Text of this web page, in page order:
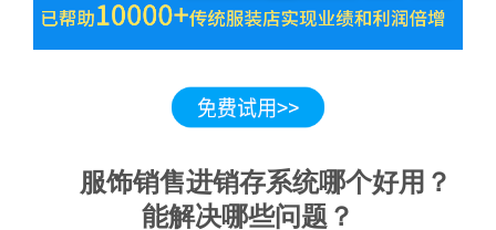
服饰销售进销存系统哪个好用？
能解决哪些问题？